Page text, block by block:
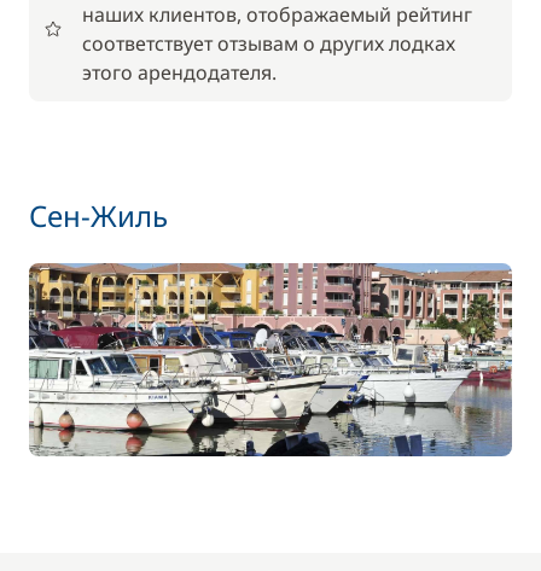
По желанию
Wi-Fi
/ неделя
Барбекю 56,00 €
/ неделя
Детское сиденье 17,50 €
/ неделя
наших клиентов, отображаемый рейтинг
соответствует отзывам о других лодках
этого арендодателя.
Сен-Жиль